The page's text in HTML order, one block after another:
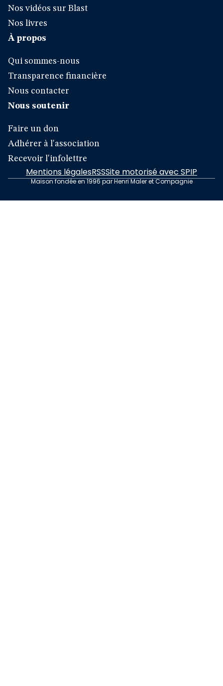
Nos vidéos sur Blast
Nos livres
À propos
Qui sommes-nous
Transparence financière
Nous contacter
Nous soutenir
Faire un don
Adhérer à l'association
Recevoir l'infolettre
Mentions légalesRSSSite motorisé avec SPIP
Maison fondée en 1996 par Henri Maler et Compagnie